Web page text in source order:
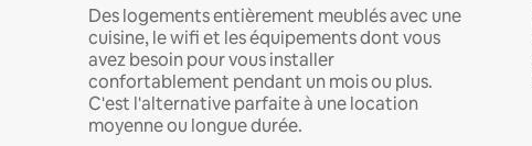
Des logements entièrement meublés avec une
cuisine, le wifi et les équipements dont vous
avez besoin pour vous installer
confortablement pendant un mois ou plus.
C'est l'alternative parfaite à une location
moyenne ou longue durée.